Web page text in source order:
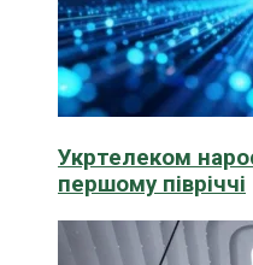
Укртелеком
першому півріччі